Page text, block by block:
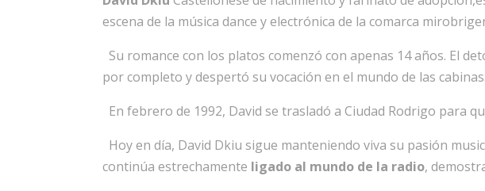
escena de la música dance y electrónica de la comarca
Su romance con los platos comenzó con apenas 14 años. El
por completo y despertó su vocación en el mundo de las cabinas.
En febrero de 1992, David se trasladó a Ciudad Rodrigo para
Hoy en día, David Dkiu sigue manteniendo viva su pasión
continúa estrechamente ligado al mundo de la radio,